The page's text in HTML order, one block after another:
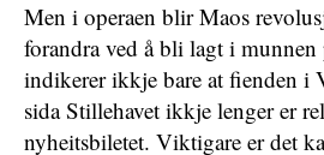
Men i operaen blir Maos
forandra ved å bli lagt i
indikerer ikkje bare at fienden i
sida Stillehavet ikkje lenger er
nyheitsbiletet. Viktigare er det